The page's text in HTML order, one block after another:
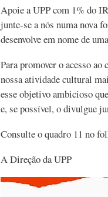
Apoie a UPP com 1% do
junte-se a nós numa nova
desenvolve em nome de
Para promover o acesso
nossa atividade cultural
esse objetivo ambicioso
e, se possível, o divulgue
Consulte o quadro 11 no
A Direção da UPP